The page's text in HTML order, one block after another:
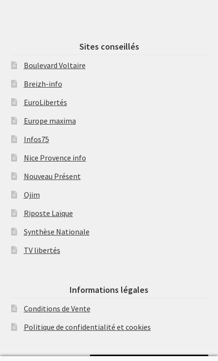
Sites conseillés
Boulevard Voltaire
Breizh-info
EuroLibertés
Europe maxima
Infos75
Nice Provence info
Nouveau Présent
Ojim
Riposte Laïque
Synthèse Nationale
TV libertés
Informations légales
Conditions de Vente
Politique de confidentialité et cookies